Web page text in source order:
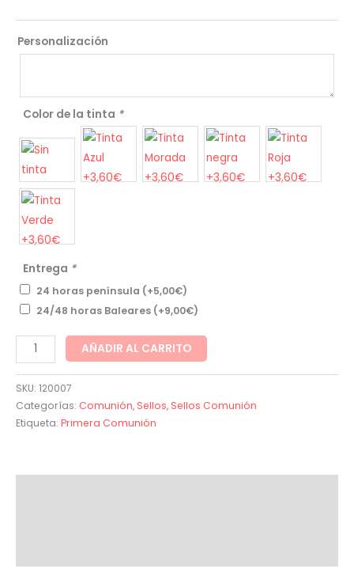
Personalización
Color de la tinta *
Entrega *
24 horas península (+5,00€)
24/48 horas Baleares (+9,00€)
Sello
de
Madera
Comunión
Cáliz
AÑADIR AL CARRITO
SKU: 120007
Categorías: Comunión, Sellos, Sellos Comunión
Etiqueta: Primera Comunión